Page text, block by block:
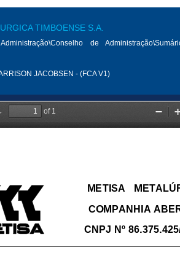
TIMBOENSE S.A.
de
JACOBSEN - (FCA V1)